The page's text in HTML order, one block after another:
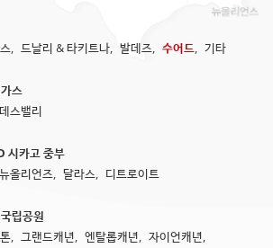
, 드날리 & 타키트나, 발데즈, 수어드, 기타
스
데스밸리
시카고 중부
뉴올리언즈, 달라스, 디트로이트
립공원
, 그랜드캐년, 엔탈롭캐년, 자이언캐년,